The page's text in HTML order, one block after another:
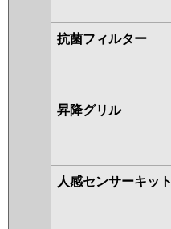
抗菌フィルター
昇降グリル
人感センサーキット